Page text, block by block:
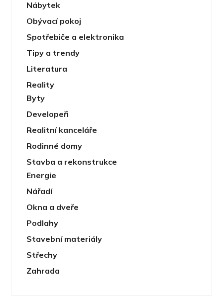
Nábytek
Obývací pokoj
Spotřebiče a elektronika
Tipy a trendy
Literatura
Reality
Byty
Developeři
Realitní kanceláře
Rodinné domy
Stavba a rekonstrukce
Energie
Nářadí
Okna a dveře
Podlahy
Stavební materiály
Střechy
Zahrada